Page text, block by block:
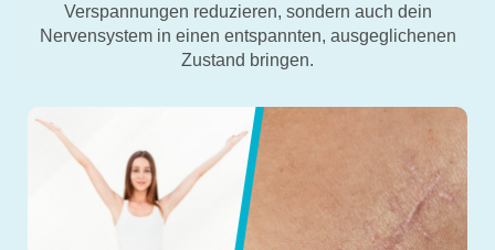
Verspannungen reduzieren, sondern auch dein
Nervensystem in einen entspannten, ausgeglichenen
Zustand bringen.